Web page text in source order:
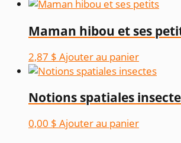
Maman hibou et ses
2,87 $ Ajouter au panier
Notions spatiales
0,00 $ Ajouter au panier